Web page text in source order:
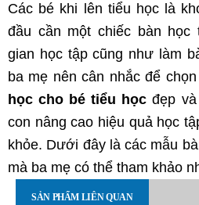
Các bé khi lên tiểu học là
đầu cần một chiếc bàn học
gian học tập cũng như làm
ba mẹ nên cân nhắc để
học cho bé tiểu học đẹp
con nâng cao hiệu quả học
khỏe. Dưới đây là các mẫu
mà ba mẹ có thể tham khảo
SẢN PHẨM LIÊN QUAN